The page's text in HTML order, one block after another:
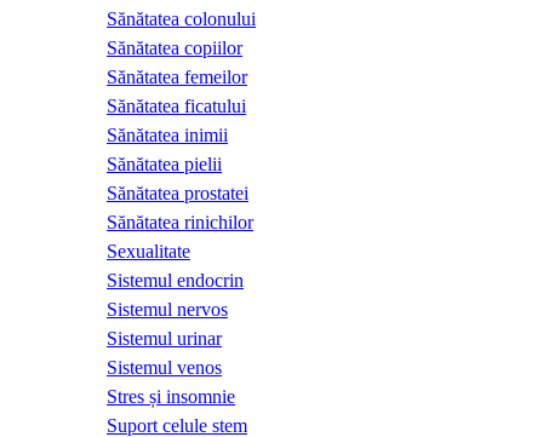
Sănătatea colonului
Sănătatea copiilor
Sănătatea femeilor
Sănătatea ficatului
Sănătatea inimii
Sănătatea pielii
Sănătatea prostatei
Sănătatea rinichilor
Sexualitate
Sistemul endocrin
Sistemul nervos
Sistemul urinar
Sistemul venos
Stres și insomnie
Suport celule stem